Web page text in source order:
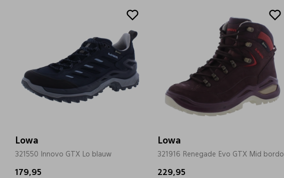
Lowa
321550 Innovo GTX Lo blauw
179,95
Lowa
321916 Renegade Evo GTX Mid bordo
229,95